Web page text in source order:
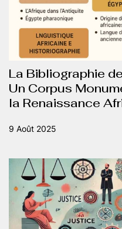
La Bibliographie
Un Corpus
la Renaissance
9 Août 2025